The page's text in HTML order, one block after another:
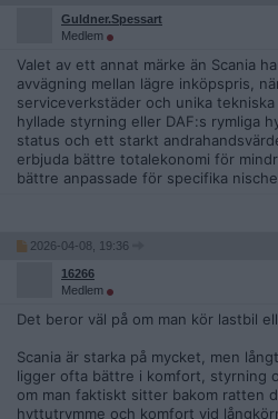
Guldner.Spessart
Medlem
Valet av ett annat märke än Scania
avvägning mellan lägre inköpspris,
serviceverkstäder och unika
hyllade styrning eller DAF:s rymliga
status och ett starkt
erbjuda bättre totalekonomi för
bättre anpassade för specifika
2026-04-08, 19:36
16266
Medlem
Det beror väl på om man kör lastbil
Scania är starka på mycket, men
ligger ofta bättre i komfort, styrning
om man faktiskt sitter bakom ratten
hyttutrymme och komfort vid